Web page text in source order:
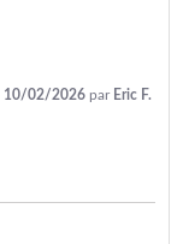
10/02/2026 par Eric F.